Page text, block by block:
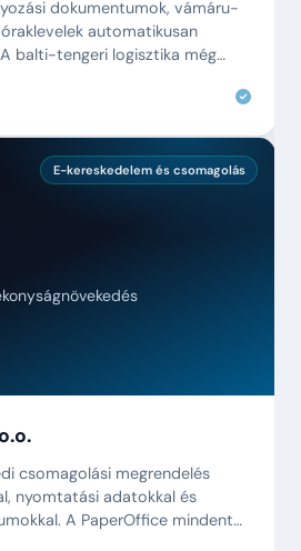
dokumentumok, vámáru-
automatikusan
balti-tengeri logisztika még
E-kereskedelem és csomagolás
csomagolási megrendelés
nyomtatási adatokkal és
A PaperOffice mindent